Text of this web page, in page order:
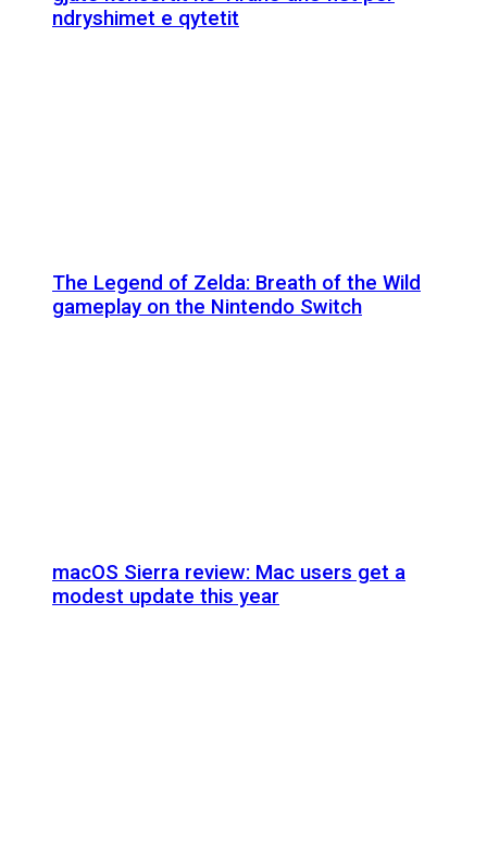
ndryshimet e qytetit
The Legend of Zelda: Breath of the Wild
gameplay on the Nintendo Switch
macOS Sierra review: Mac users get a
modest update this year